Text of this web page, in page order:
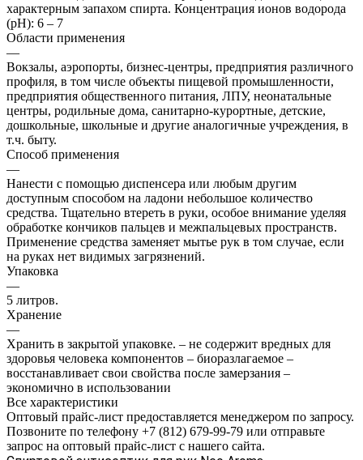
характерным запахом спирта. Концентрация ионов водорода
(рН): 6 – 7
Области применения
—
Вокзалы, аэропорты, бизнес-центры, предприятия различного
профиля, в том числе объекты пищевой промышленности,
предприятия общественного питания, ЛПУ, неонатальные
центры, родильные дома, санитарно-курортные, детские,
дошкольные, школьные и другие аналогичные учреждения, в
т.ч. быту.
Способ применения
—
Нанести с помощью диспенсера или любым другим
доступным способом на ладони небольшое количество
средства. Тщательно втереть в руки, особое внимание уделяя
обработке кончиков пальцев и межпальцевых пространств.
Применение средства заменяет мытье рук в том случае, если
на руках нет видимых загрязнений.
Упаковка
—
5 литров.
Хранение
—
Хранить в закрытой упаковке. – не содержит вредных для
здоровья человека компонентов – биоразлагаемое –
восстанавливает свои свойства после замерзания –
экономично в использовании
Все характеристики
Оптовый прайс-лист предоставляется менеджером по запросу.
Позвоните по телефону +7 (812) 679-99-79 или отправьте
запрос на оптовый прайс-лист с нашего сайта.